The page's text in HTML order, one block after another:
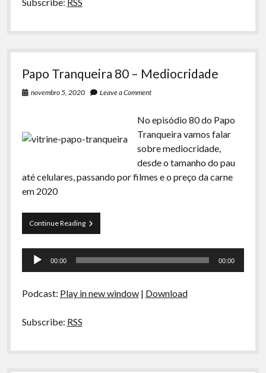
Papo Tranqueira 80 – Mediocridade
novembro 5, 2020 Leave a Comment
No episódio 80 do Papo
Tranqueira vamos falar
sobre mediocridade,
desde o tamanho do pau
até celulares, passando por filmes e o preço da carne
em 2020
Continue ReadingPapo
Tranqueira
Mediocridade
Tocador
00:00 00:00
Podcast: Play in new window| Download
Subscribe: RSS